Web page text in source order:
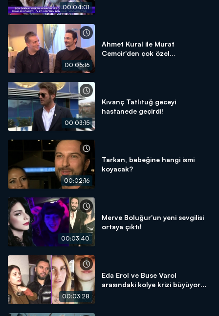
00:04:01
00:05:16
Ahmet Kural ile Murat
Cemcir'den çok özel
00:03:15
Kıvanç Tatlıtuğ geceyi
hastanede geçirdi!
00:02:16
Tarkan, bebeğine hangi ismi
koyacak?
00:03:40
Merve Boluğur'un yeni sevgilisi
ortaya çıktı!
00:03:28
Eda Erol ve Buse Varol
arasındaki kolye krizi büyüyor